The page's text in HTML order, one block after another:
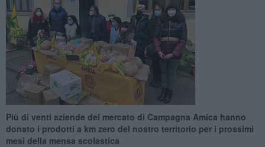
Più di venti aziende del mercato di Campagna Amica hanno
donato i prodotti a km zero del nostro territorio per i prossimi
mesi della mensa scolastica